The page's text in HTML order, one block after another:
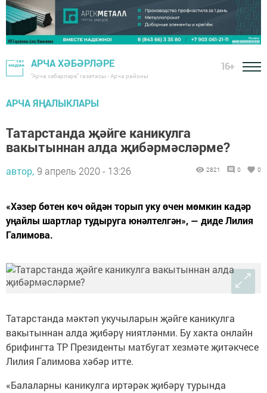
АРЧА ХӘБӘРЛӘРЕ
"Арча хәбәрләре" газетасы - Арча районы
16+
АРЧА ЯҢАЛЫКЛАРЫ
Татарстанда җәйге каникулга
вакытыннан алда җибәрмәсләрме?
автор, 9 апрель 2020 - 13:26 2821 0 0
«Хәзер бөтен көч өйдән торып уку өчен мөмкин кадәр
уңайлы шартлар тудыруга юнәлтелгән», — диде Лилия
Галимова.
Татарстанда мәктәп укучыларын җәйге каникулга
вакытыннан алда җибәрү ниятләнми. Бу хакта онлайн
брифингта ТР Президенты матбугат хезмәте җитәкчесе
Лилия Галимова хәбәр итте.
«Балаларны каникулга иртәрәк җибәрү турында